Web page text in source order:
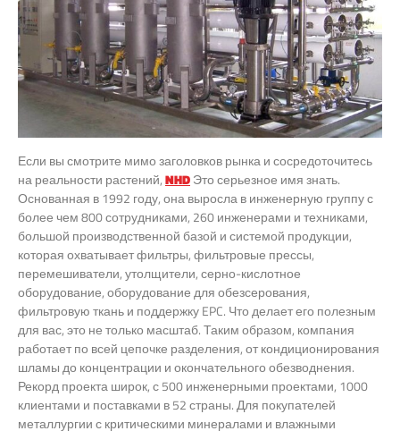
Если вы смотрите мимо заголовков рынка и сосредоточитесь
на реальности растений,NHDЭто серьезное имя знать.
Основанная в 1992 году, она выросла в инженерную группу с
более чем 800 сотрудниками, 260 инженерами и техниками,
большой производственной базой и системой продукции,
которая охватывает фильтры, фильтровые прессы,
перемешиватели, утолщители, серно-кислотное
оборудование, оборудование для обезсерования,
фильтровую ткань и поддержку EPC. Что делает его полезным
для вас, это не только масштаб. Таким образом, компания
работает по всей цепочке разделения, от кондиционирования
шламы до концентрации и окончательного обезводнения.
Рекорд проекта широк, с 500 инженерными проектами, 1000
клиентами и поставками в 52 страны. Для покупателей
металлургии с критическими минералами и влажными